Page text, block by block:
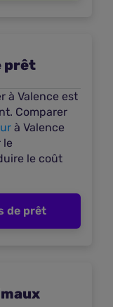
AREAS
& jean - Agent
prêt
à Valence est
Comparer
à Valence
le
le coût
de prêt